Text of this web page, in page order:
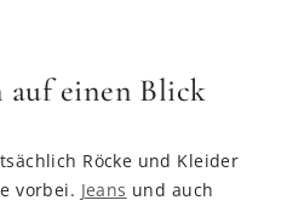
einen Blick
Röcke und Kleider
vorbei. Jeans und auch